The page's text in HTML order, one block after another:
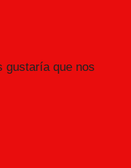
gustaría que nos